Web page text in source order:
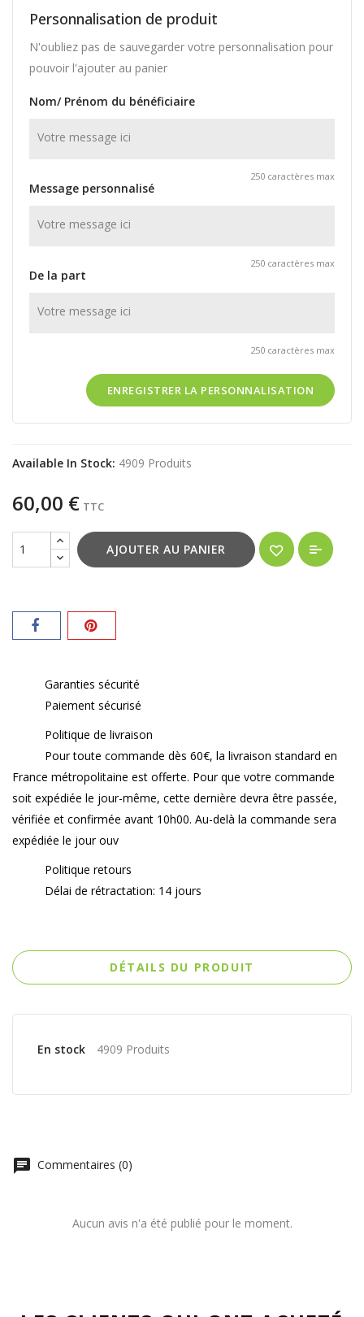
Personnalisation de produit
N'oubliez pas de sauvegarder votre personnalisation pour
pouvoir l'ajouter au panier
Nom/ Prénom du bénéficiaire
250 caractères max
Message personnalisé
250 caractères max
De la part
250 caractères max
ENREGISTRER LA PERSONNALISATION
Available In Stock: 4909 Produits
60,00 € TTC
AJOUTER AU PANIER
Garanties sécurité
Paiement sécurisé
Politique de livraison
Pour toute commande dès 60€, la livraison standard en
France métropolitaine est offerte. Pour que votre commande
soit expédiée le jour-même, cette dernière devra être passée,
vérifiée et confirmée avant 10h00. Au-delà la commande sera
expédiée le jour ouv
Politique retours
Délai de rétractation: 14 jours
DÉTAILS DU PRODUIT
En stock 4909 Produits
chat Commentaires (0)
Aucun avis n'a été publié pour le moment.